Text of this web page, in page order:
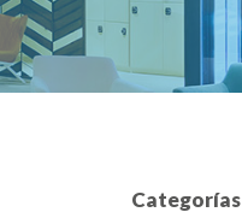
Categorías